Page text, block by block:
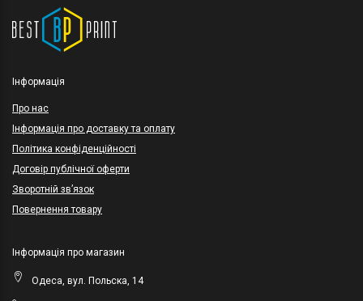
Інформація
Про нас
Інформація про доставку та оплату
Політика конфіденційності
Договір публічної оферти
Зворотній зв’язок
Повернення товару
Інформація про магазин
Одеса, вул. Польска, 14